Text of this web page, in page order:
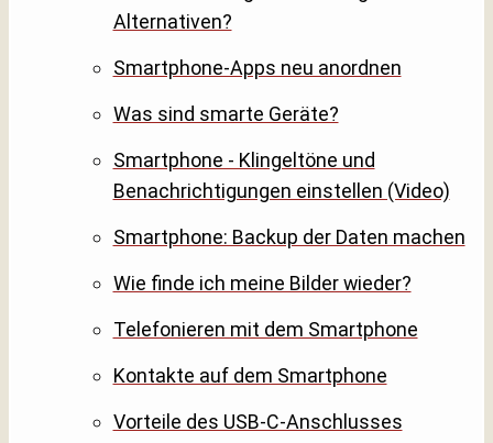
Alternativen?
Smartphone-Apps neu anordnen
Was sind smarte Geräte?
Smartphone - Klingeltöne und
Benachrichtigungen einstellen (Video)
Smartphone: Backup der Daten machen
Wie finde ich meine Bilder wieder?
Telefonieren mit dem Smartphone
Kontakte auf dem Smartphone
Vorteile des USB-C-Anschlusses